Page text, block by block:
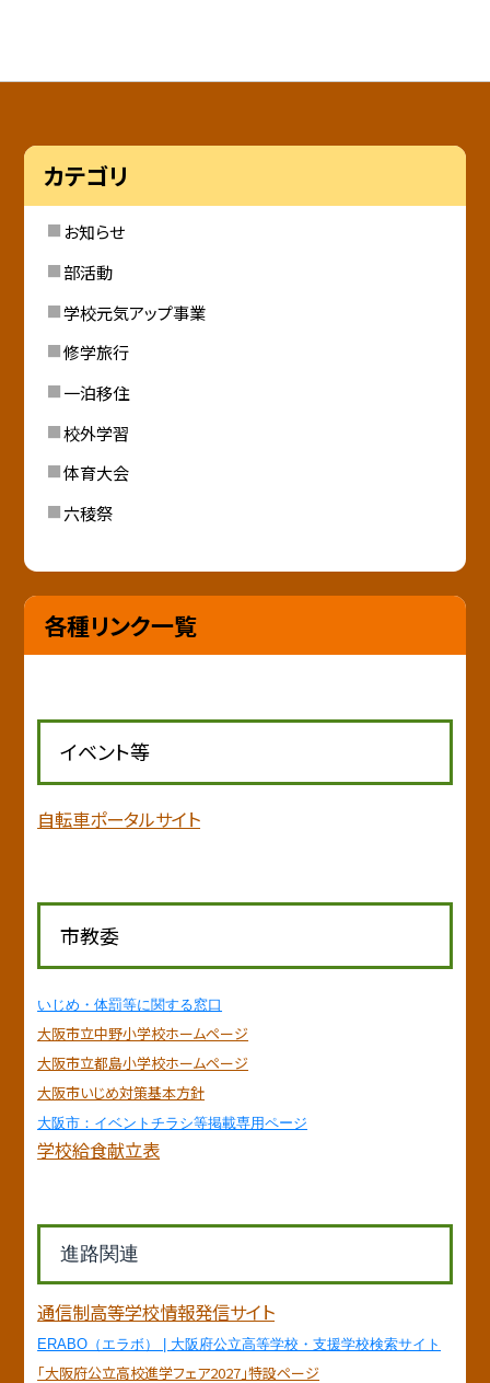
カテゴリ
お知らせ
部活動
学校元気アップ事業
修学旅行
一泊移住
校外学習
体育大会
六稜祭
各種リンク一覧
イベント等
自転車ポータルサイト
市教委
いじめ・体罰等に関する窓口
大阪市立中野小学校ホームページ
大阪市立都島小学校ホームページ
大阪市いじめ対策基本方針
大阪市：イベントチラシ等掲載専用ページ
学校給食献立表
進路関連
通信制高等学校情報発信サイト
ERABO（エラボ） | 大阪府公立高等学校・支援学校検索サイト
「大阪府公立高校進学フェア2027」特設ページ